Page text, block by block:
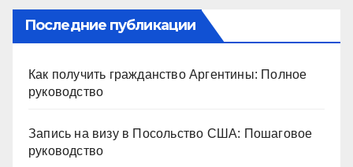
Последние публикации
Как получить гражданство Аргентины: Полное
руководство
Запись на визу в Посольство США: Пошаговое
руководство